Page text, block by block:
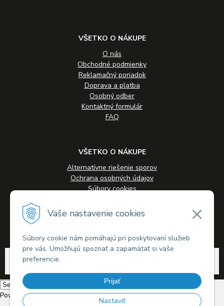
Vaše nastavenie cookies
Súbory cookie nám pomáhajú pri poskytovaní služieb
pre vás. Umožňujú spoznať a zapamätať si vaše
preferencie.
Prijať
Nastaviť
VŠETKO O NÁKUPE
O nás
Obchodné podmienky
Reklamačný poriadok
Doprava a platba
Osobný odber
Kontaktný formulár
FAQ
VŠETKO O NÁKUPE
Alternatívne riešenie sporov
Ochrana osobných údajov
Súbory cookies
Veľkoobchodná spolupráca
© 2026 Alkohol-eshop.sk •
Powered by Translate